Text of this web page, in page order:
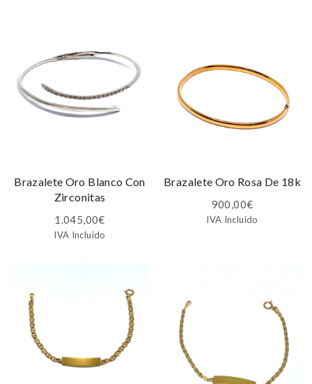
Brazalete Oro Blanco Con
Zirconitas
1.045,00€
IVA Incluido
Brazalete Oro Rosa De 18k
900,00€
IVA Incluido